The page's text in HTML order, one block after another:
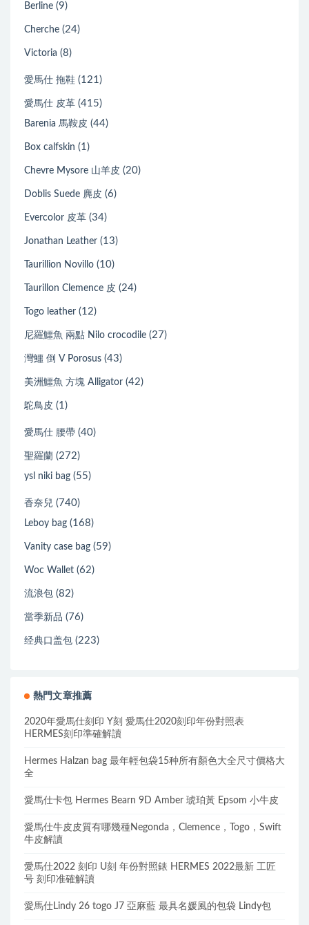
Berline (9)
Cherche (24)
Victoria (8)
愛馬仕 拖鞋 (121)
愛馬仕 皮革 (415)
Barenia 馬鞍皮 (44)
Box calfskin (1)
Chevre Mysore 山羊皮 (20)
Doblis Suede 麂皮 (6)
Evercolor 皮革 (34)
Jonathan Leather (13)
Taurillion Novillo (10)
Taurillon Clemence 皮 (24)
Togo leather (12)
尼羅鱷魚 兩點 Nilo crocodile (27)
灣鱷 倒 V Porosus (43)
美洲鱷魚 方塊 Alligator (42)
鴕鳥皮 (1)
愛馬仕 腰帶 (40)
聖羅蘭 (272)
ysl niki bag (55)
香奈兒 (740)
Leboy bag (168)
Vanity case bag (59)
Woc Wallet (62)
流浪包 (82)
當季新品 (76)
经典口盖包 (223)
熱門文章推薦
2020年愛馬仕刻印 Y刻 愛馬仕2020刻印年份對照表
HERMES刻印準確解讀
Hermes Halzan bag 最年輕包袋15种所有顏色大全尺寸價格大
全
愛馬仕卡包 Hermes Bearn 9D Amber 琥珀黃 Epsom 小牛皮
愛馬仕牛皮皮質有哪幾種Negonda，Clemence，Togo，Swift
牛皮解讀
愛馬仕2022 刻印 U刻 年份對照錶 HERMES 2022最新 工匠
号 刻印准確解讀
愛馬仕Lindy 26 togo J7 亞麻藍 最具名媛風的包袋 Lindy包